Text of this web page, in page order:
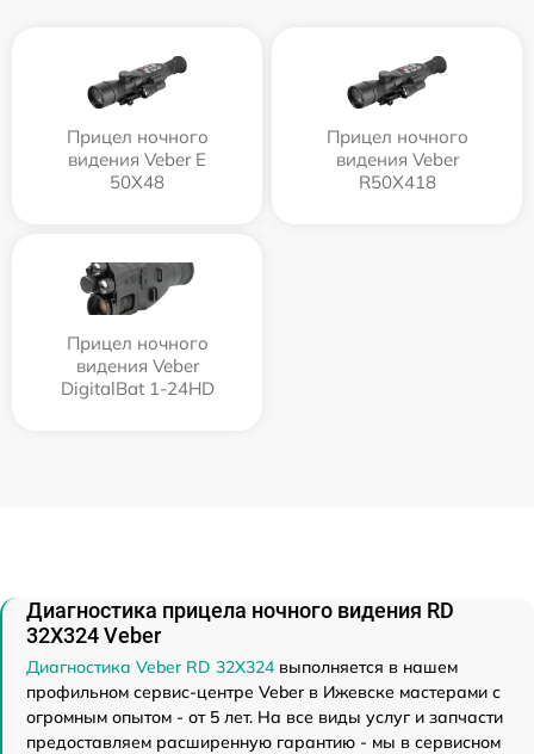
Прицел ночного
видения Veber E
50X48
Прицел ночного
видения Veber
R50X418
Прицел ночного
видения Veber
DigitalBat 1-24HD
Диагностика прицела ночного видения RD
32X324 Veber
Диагностика Veber RD 32X324 выполняется в нашем
профильном сервис-центре Veber в Ижевске мастерами с
огромным опытом - от 5 лет. На все виды услуг и запчасти
предоставляем расширенную гарантию - мы в сервисном